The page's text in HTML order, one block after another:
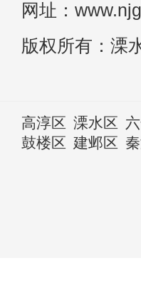
网址：
版权所有：溧
高淳区 溧水区
鼓楼区 建邺区